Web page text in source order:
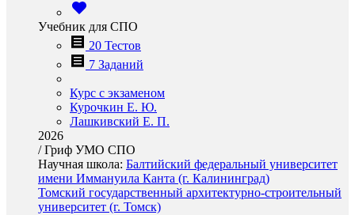
Учебник для СПО
20 Тестов
7 Заданий
Курс с экзаменом
Курочкин Е. Ю.
Лашкивский Е. П.
2026
/Гриф УМО СПО
Научная школа: Балтийский федеральный университет
имени Иммануила Канта (г. Калининград)
Томский государственный архитектурно-строительный
университет (г. Томск)